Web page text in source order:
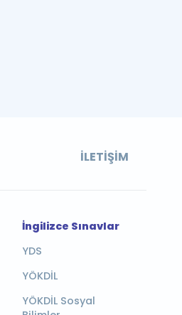
İLETIŞIM
İngilizce Sınavlar
YDS
YÖKDİL
YÖKDİL Sosyal